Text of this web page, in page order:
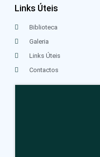
Links Úteis
Biblioteca
Galeria
Links Úteis
Contactos